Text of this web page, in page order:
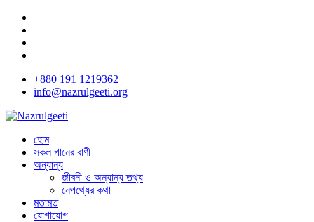
+880 191 1219362
info@nazrulgeeti.org
হোম
সকল গানের বাণী
অন্যান্য
জীবনী ও অন্যান্য তথ্য
নেপথ্যের কথা
মতামত
যোগাযোগ